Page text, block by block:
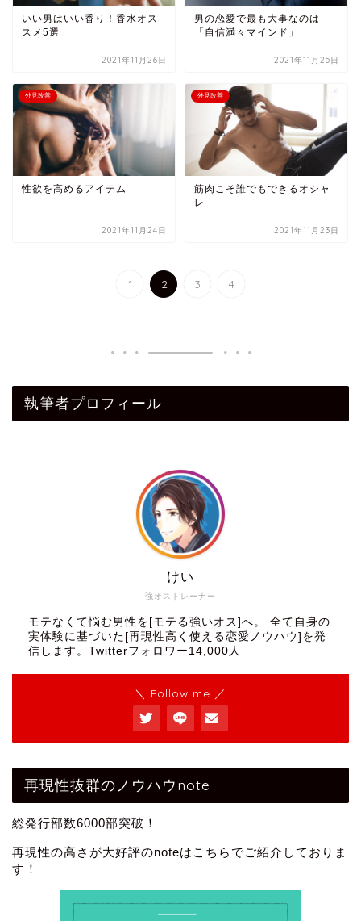
いい男はいい香り！香水オス
スメ5選
2021年11月26日
男の恋愛で最も大事なのは
「自信満々マインド」
2021年11月25日
外見改善
性欲を高めるアイテム
2021年11月24日
外見改善
筋肉こそ誰でもできるオシャ
レ
2021年11月23日
1 2 3 4
執筆者プロフィール
強オストレーナー
けい
モテなくて悩む男性を[モテる強いオス]へ。 全て自身の
実体験に基づいた[再現性高く使える恋愛ノウハウ]を発
信します。Twitterフォロワー14,000人
＼ Follow me ／
再現性抜群のノウハウnote
総発行部数6000部突破！
再現性の高さが大好評のnoteはこちらでご紹介しておりま
す！